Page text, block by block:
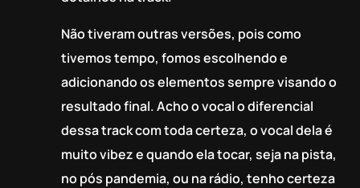
Não tiveram outras versões, pois como
tivemos tempo, fomos escolhendo e
adicionando os elementos sempre visando o
resultado final. Acho o vocal o diferencial
dessa track com toda certeza, o vocal dela é
muito vibez e quando ela tocar, seja na pista,
no pós pandemia, ou na rádio, tenho certeza